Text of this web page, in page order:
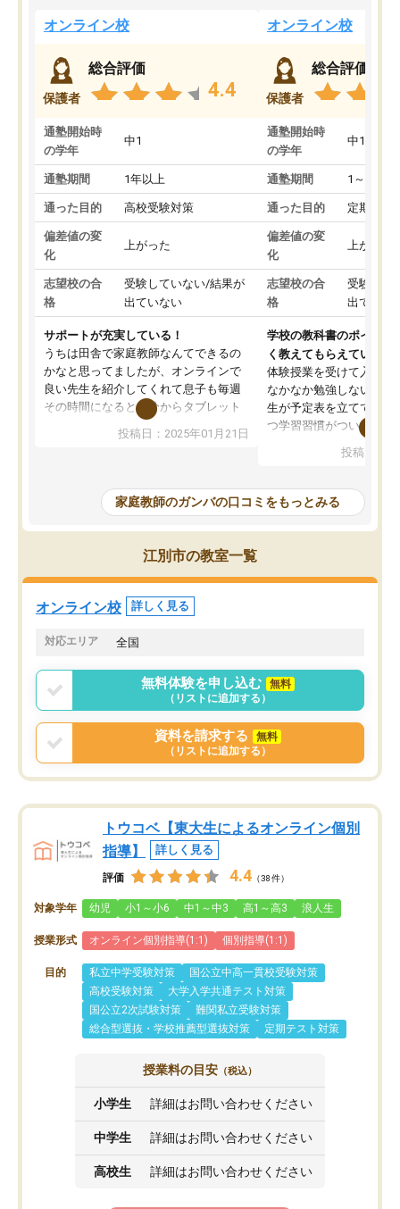
オンライン校
保護者
総合評価
4.4
通塾開始時
の学年
中1
通塾期間 1年以上
通った目的 高校受験対策
偏差値の変
化
上がった
志望校の合
格
受験していない/結果が
出ていない
サポートが充実している！
うちは田舎で家庭教師なんてできるの
かなと思ってましたが、オンラインで
良い先生を紹介してくれて息子も毎週
その時間になると自分からタブレット
を開いてzoomを繋げるようになりまし
た！5科目なんでもOKなのもとても気
めて1年ほどだった今では平均点以上の
科目が増えてきました！あと1年受験ま
であるので無料の週末教室を使用しな
がら頑張って欲しいと思います！
投稿日：2025年01月21日
オンライン校
保護者
総合評価
通塾開始時
の学年
中1
通塾期間 1～3ヵ月
通った目的 定期テス
偏差値の変
化
上がった
志望校の合
格
受験して
出ていな
学校の教科書のポイント
く教えてもらえている
体験授業を受けて入塾し
なかなか勉強しない息子
生が予定表を立ててくれ
つ学習習慣がついてきま
指導が無い日も予定表
問できるのでとても助か
投稿日：
家庭教師のガンバの口コミをもっとみる
江別市の教室一覧
オンライン校 詳しく見る
対応エリア 全国
無料体験を申し込む
無料
（リストに追加する）
資料を請求する
無料
（リストに追加する）
トウコベ【東大生によるオンライン個別
指導】
詳しく見る
評価 4.4 （38件）
対象学年 幼児 小1～小6 中1～中3 高1～高3 浪人生
授業形式 オンライン個別指導(1:1) 個別指導(1:1)
目的 私立中学受験対策
国公立中高一貫校受験対策
高校受験対策
大学入学共通テスト対策
国公立2次試験対策
難関私立受験対策
総合型選抜・学校推薦型選抜対策
定期テスト対策
授業料の目安 （税込）
小学生 詳細はお問い合わせください
中学生 詳細はお問い合わせください
高校生 詳細はお問い合わせください